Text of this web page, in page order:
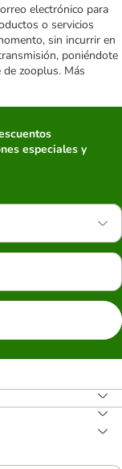
electrónico para
o servicios
sin incurrir en
poniéndote
zooplus. Más
especiales y